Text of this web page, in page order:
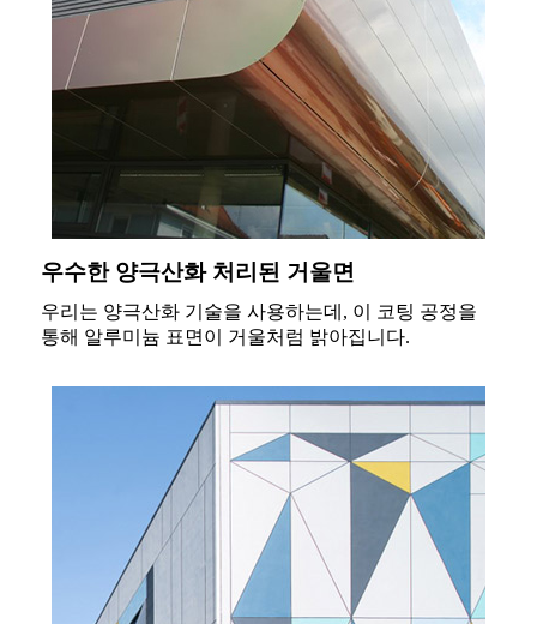
우수한 양극산화 처리된 거울면
우리는 양극산화 기술을 사용하는데, 이 코팅 공정을
통해 알루미늄 표면이 거울처럼 밝아집니다.